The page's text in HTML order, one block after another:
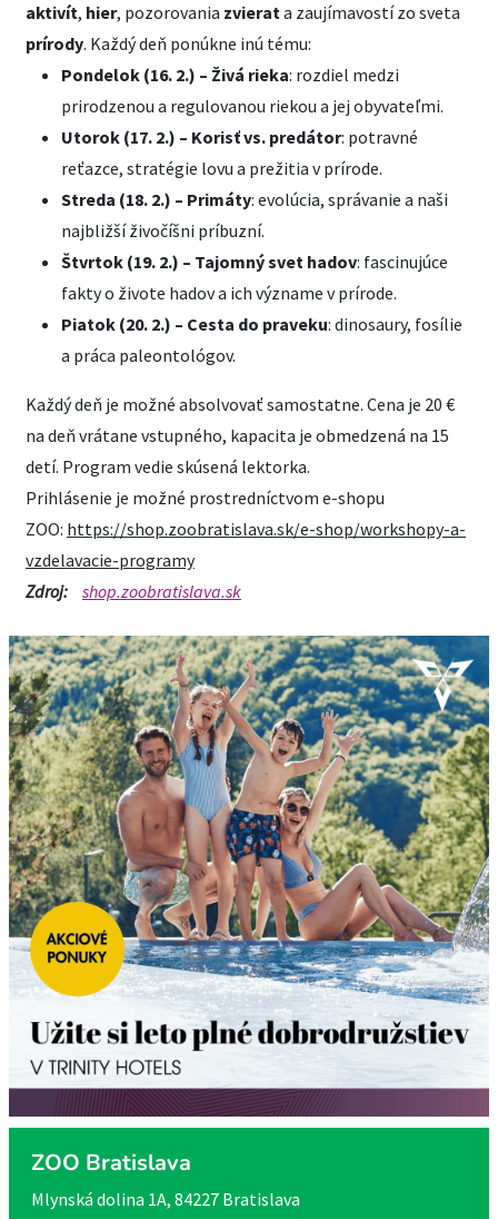
aktivít, hier, pozorovania zvierata zaujímavostí zo sveta
prírody. Každý deň ponúkne inú tému:
Pondelok (16. 2.) – Živá rieka: rozdiel medzi
prirodzenou a regulovanou riekou a jej obyvateľmi.
Utorok (17. 2.) – Korisť vs. predátor: potravné
reťazce, stratégie lovu a prežitia v prírode.
Streda (18. 2.) – Primáty: evolúcia, správanie a naši
najbližší živočíšni príbuzní.
Štvrtok (19. 2.) – Tajomný svet hadov: fascinujúce
fakty o živote hadov a ich význame v prírode.
Piatok (20. 2.) – Cesta do praveku: dinosaury, fosílie
a práca paleontológov.
Každý deň je možné absolvovať samostatne. Cena je 20 €
na deň vrátane vstupného, kapacita je obmedzená na 15
detí. Program vedie skúsená lektorka.
Prihlásenie je možné prostredníctvom e-shopu
ZOO: https://shop.zoobratislava.sk/e-shop/workshopy-a-
vzdelavacie-programy
Zdroj:
shop.zoobratislava.sk
ZOO Bratislava
Mlynská dolina 1A, 84227 Bratislava